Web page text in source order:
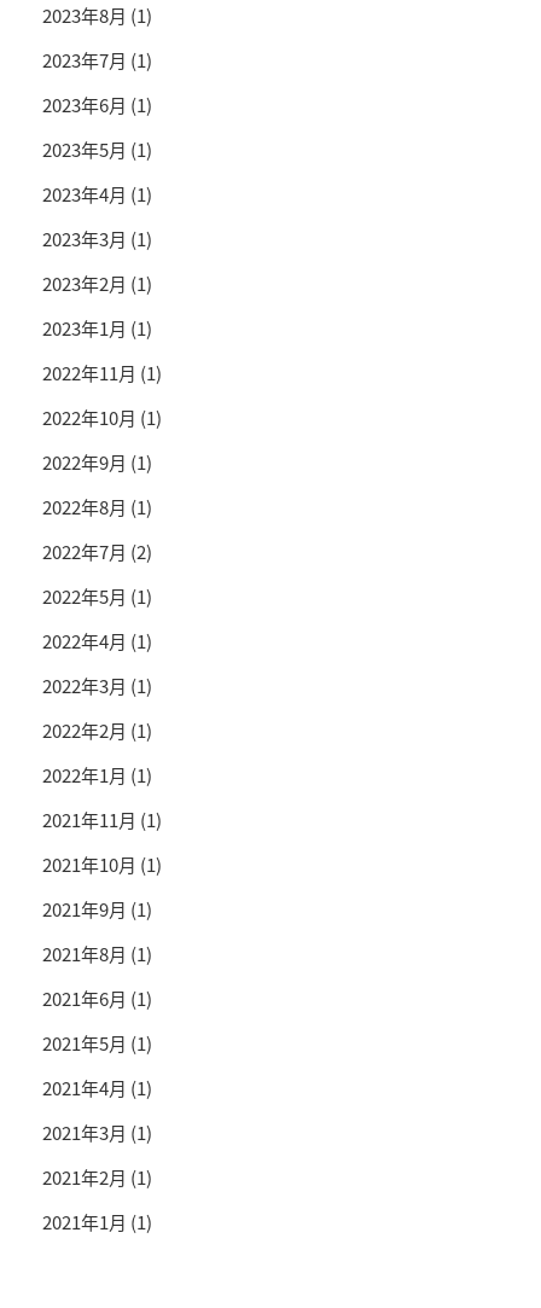
2023年8月 (1)
2023年7月 (1)
2023年6月 (1)
2023年5月 (1)
2023年4月 (1)
2023年3月 (1)
2023年2月 (1)
2023年1月 (1)
2022年11月 (1)
2022年10月 (1)
2022年9月 (1)
2022年8月 (1)
2022年7月 (2)
2022年5月 (1)
2022年4月 (1)
2022年3月 (1)
2022年2月 (1)
2022年1月 (1)
2021年11月 (1)
2021年10月 (1)
2021年9月 (1)
2021年8月 (1)
2021年6月 (1)
2021年5月 (1)
2021年4月 (1)
2021年3月 (1)
2021年2月 (1)
2021年1月 (1)